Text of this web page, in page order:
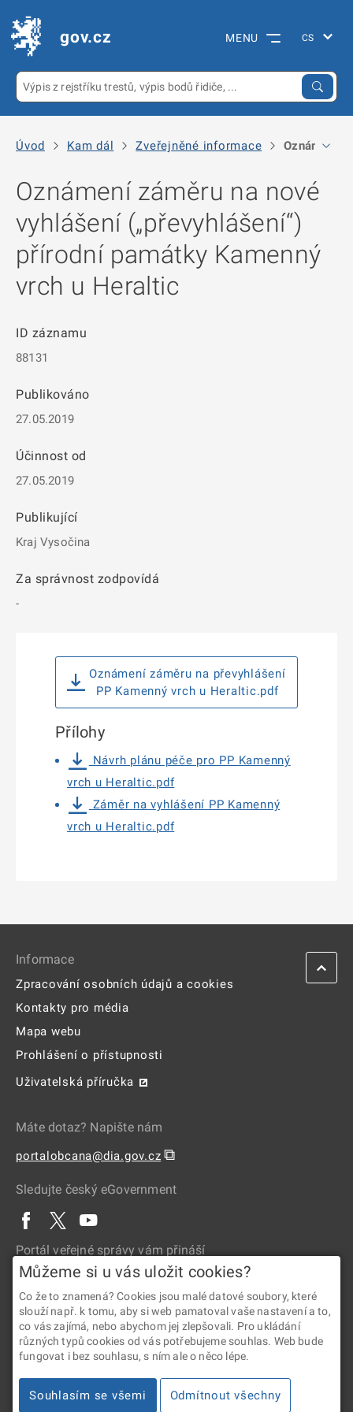
gov.cz MENU
Úvod Kam dál Zveřejněné informace Oznámení
Oznámení záměru na nové
vyhlášení („převyhlášení“)
přírodní památky Kamenný
vrch u Heraltic
ID záznamu
88131
Publikováno
27.05.2019
Účinnost od
27.05.2019
Publikující
Kraj Vysočina
Za správnost zodpovídá
-
Oznámení záměru na převyhlášení
PP Kamenný vrch u Heraltic.pdf
Přílohy
Návrh plánu péče pro PP Kamenný
vrch u Heraltic.pdf
Záměr na vyhlášení PP Kamenný
vrch u Heraltic.pdf
Informace
Zpracování osobních údajů a cookies
Kontakty pro média
Mapa webu
Prohlášení o přístupnosti
Uživatelská příručka
Máte dotaz? Napište nám
portalobcana@dia.gov.cz ⧉
Sledujte český eGovernment
Portál veřejné správy vám přináší
2026 © Digitální a informační agentura • Informace jsou poskytovány
v souladu se zákonem č. 106/1999 Sb., o svobodném přístupu
k informacím.
Můžeme si u vás uložit cookies?
Co že to znamená? Cookies jsou malé datové soubory, které
slouží např. k tomu, aby si web pamatoval vaše nastavení a to,
co vás zajímá, nebo abychom jej zlepšovali. Pro ukládání
různých typů cookies od vás potřebujeme souhlas. Web bude
fungovat i bez souhlasu, s ním ale o něco lépe.
Souhlasím se všemi Odmítnout všechny